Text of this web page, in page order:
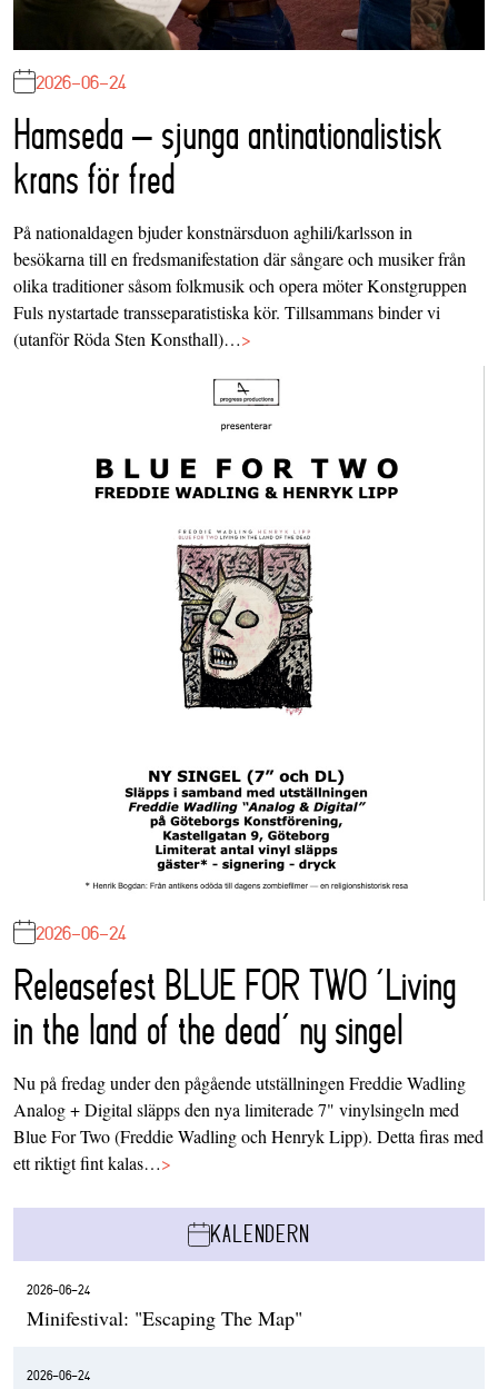
2026-06-24
Hamseda – sjunga antinationalistisk
krans för fred
På nationaldagen bjuder konstnärsduon aghili/karlsson in
besökarna till en fredsmanifestation där sångare och musiker från
olika traditioner såsom folkmusik och opera möter Konstgruppen
Fuls nystartade transseparatistiska kör. Tillsammans binder vi
(utanför Röda Sten Konsthall)…>
2026-06-24
Releasefest BLUE FOR TWO ‘Living
in the land of the dead’ ny singel
Nu på fredag under den pågående utställningen Freddie Wadling
Analog + Digital släpps den nya limiterade 7" vinylsingeln med
Blue For Two (Freddie Wadling och Henryk Lipp). Detta firas med
ett riktigt fint kalas…>
KALENDERN
2026-06-24
Minifestival: "Escaping The Map"
2026-06-24